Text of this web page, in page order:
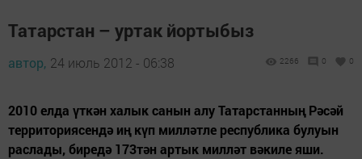
Татарстан – уртак йортыбыз
автор, 24 июль 2012 - 06:38 2266 0 0
2010 ел­да үт­кән ха­лык са­нын алу Та­тарс­тан­ның Рә­сәй
тер­ри­то­ри­я­сен­дә иң күп мил­ләт­ле рес­пуб­ли­ка бу­лу­ын
рас­ла­ды, би­ре­дә 173тән ар­тык мил­ләт вә­ки­ле яши.